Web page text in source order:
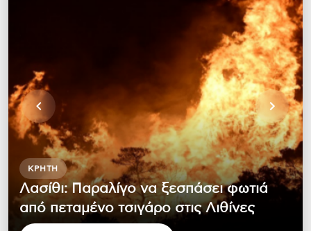
ΚΡΉΤΗ
Λασίθι: Παραλίγο να ξεσπάσει φωτιά
από πεταμένο τσιγάρο στις Λιθίνες